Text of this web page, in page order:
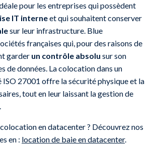
pour les entreprises qui possèdent
IT interneet qui souhaitent conserver
sur leur infrastructure. Blue
françaises qui, pour des raisons de
garder un contrôle absolu sur son
de données. La colocation dans un
27001 offre la sécurité physique et la
tout en leur laissant la gestion de
en datacenter ? Découvrez nos
en : location de baie en datacenter.